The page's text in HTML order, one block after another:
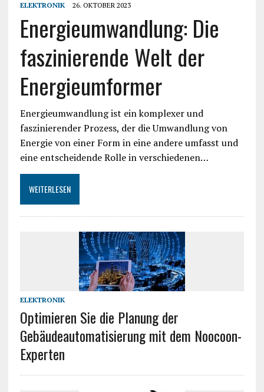
ELEKTRONIK 26. OKTOBER 2023
Energieumwandlung: Die
faszinierende Welt der
Energieumformer
Energieumwandlung ist ein komplexer und
faszinierender Prozess, der die Umwandlung von
Energie von einer Form in eine andere umfasst und
eine entscheidende Rolle in verschiedenen…
WEITERLESEN
ELEKTRONIK
Optimieren Sie die Planung der
Gebäudeautomatisierung mit dem Noocoon-
Experten